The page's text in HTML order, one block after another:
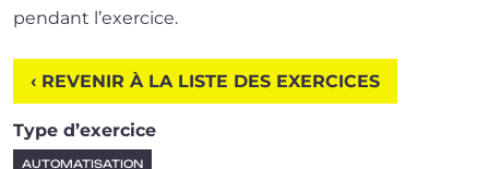
pen­dant l’exercice.
‹ REVENIR À LA LISTE DES EXERCICES
Type d’exercice
AUTOMATISATION